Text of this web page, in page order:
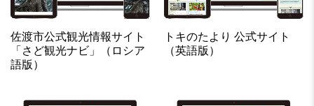
佐渡市公式観光情報サイト
「さど観光ナビ」（ロシア
語版）
トキのたより 公式サイト
（英語版）